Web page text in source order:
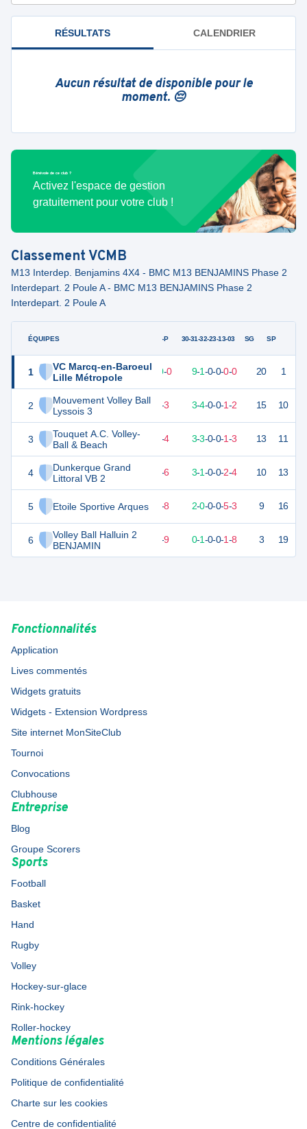
RÉSULTATS CALENDRIER
Aucun résultat de disponible pour le
moment. 😔
Bénévole de ce club ?
Activez l'espace de gestion
gratuitement pour votre club !
Classement VCMB
M13 Interdep. Benjamins 4X4 - BMC M13 BENJAMINS Phase 2
Interdepart. 2 Poule A - BMC M13 BENJAMINS Phase 2
Interdepart. 2 Poule A
ÉQUIPES
1
VC Marcq-en-Baroeul
Lille Métropole
2
Mouvement Volley Ball
Lyssois 3
3
Touquet A.C. Volley-
Ball & Beach
4
Dunkerque Grand
Littoral VB 2
5 Etoile Sportive Arques
6
Volley Ball Halluin 2
BENJAMIN
G-P 30-31-32-23-13-03 SG SP
29 10 10-0 9-1-0-0-0-0 20 1
18 10 -3 3-4-0-0-1-2 15 10
16 10 -4 3-3-0-0-1-3 13 11
13 -6 3-1-0-0-2-4 10 13
11 10 -8 2-0-0-0-5-3 9 16
3 10 -9 0-1-0-0-1-8 3 19
Fonctionnalités
Application
Lives commentés
Widgets gratuits
Widgets - Extension Wordpress
Site internet MonSiteClub
Tournoi
Convocations
Clubhouse
Entreprise
Blog
Groupe Scorers
Sports
Football
Basket
Hand
Rugby
Volley
Hockey-sur-glace
Rink-hockey
Roller-hockey
Mentions légales
Conditions Générales
Politique de confidentialité
Charte sur les cookies
Centre de confidentialité